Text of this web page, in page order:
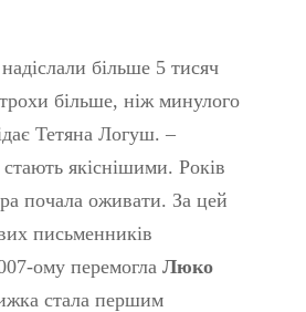
більше 5 тисяч
більше, ніж минулого
Тетяна Логуш. –
якіснішими. Років
почала оживати. За цей
письменників
ому перемогла Люко
стала першим